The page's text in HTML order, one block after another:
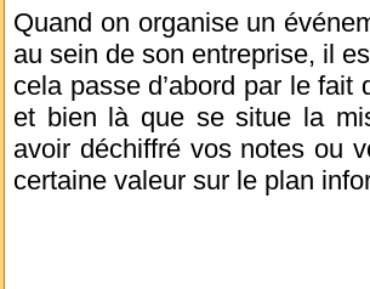
Quand on organise un
au sein de son entreprise, il
cela passe d’abord par le fait
et bien là que se situe la
avoir déchiffré vos notes ou
certaine valeur sur le plan